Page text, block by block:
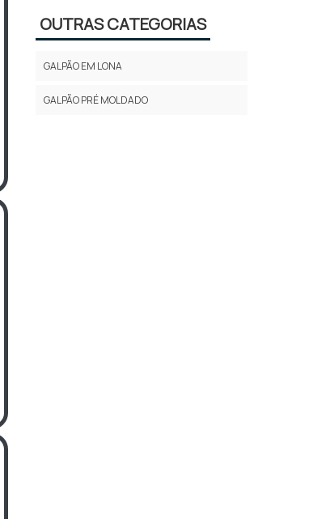
OUTRAS CATEGORIAS
GALPÃO EM LONA
GALPÃO PRÉ MOLDADO